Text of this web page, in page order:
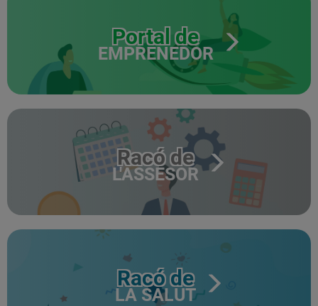
Portal de
EMPRENEDOR
Racó de
L'ASSESOR
Racó de
LA SALUT